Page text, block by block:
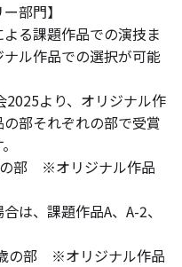
部門】
る課題作品での演技ま
ル作品での選択が可能
2025より、オリジナル作
部それぞれの部で受賞
の部 ※オリジナル作品
は、課題作品A、A-2、
の部 ※オリジナル作品